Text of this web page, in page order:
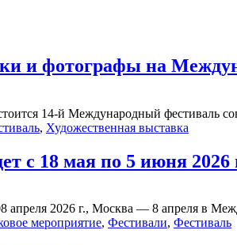
и фотографы на
14-й Международный фестиваль
, Художественная выставка
с 18 мая по 5 июня 2026
апреля 2026 г., Москва — 8 апреля в
мероприятие, Фестивали, Фестиваль